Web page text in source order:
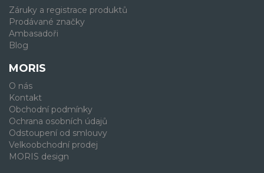
Záruky a registrace produktů
Prodávané značky
Ambasadoři
Blog
MORIS
O nás
Kontakt
Obchodní podmínky
Ochrana osobních údajů
Odstoupení od smlouvy
Velkoobchodní prodej
MORIS design